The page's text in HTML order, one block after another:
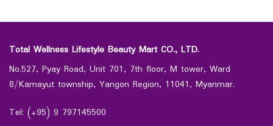
Total Wellness Lifestyle Beauty Mart CO., LTD.
No.527, Pyay Road, Unit 701, 7th floor, M tower, Ward
8/Kamayut township, Yangon Region, 11041, Myanmar.
Tel: (+95) 9 797145500